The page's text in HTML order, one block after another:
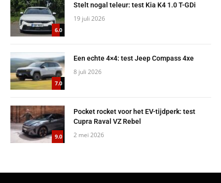
6.0
Stelt nogal teleur: test Kia K4 1.0 T-GDi
19 juli 2026
7.0
Een echte 4×4: test Jeep Compass 4xe
8 juli 2026
9.0
Pocket rocket voor het EV-tijdperk: test
Cupra Raval VZ Rebel
2 mei 2026